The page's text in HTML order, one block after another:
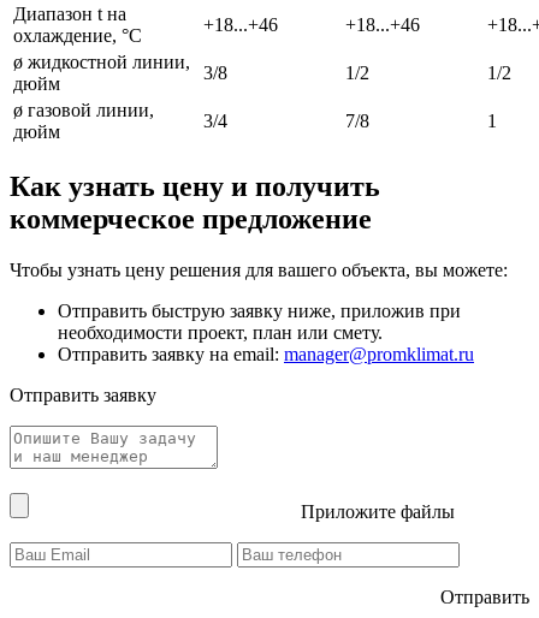
Диапазон t на
охлаждение, °С
+18...+46 +18...+46
ø жидкостной линии,
дюйм
3/8 1/2
1/2
ø газовой линии,
дюйм
3/4 7/8 1
Как узнать цену и получить
коммерческое предложение
Чтобы узнать цену решения для вашего объекта, вы можете:
Отправить быструю заявку ниже, приложив при
необходимости проект, план или смету.
Отправить заявку на email: manager@promklimat.ru
Отправить заявку
Приложите файлы
Отправить